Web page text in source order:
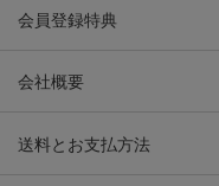
会員登録特典
会社概要
送料とお支払方法